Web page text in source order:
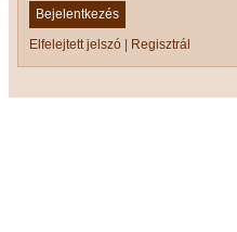
Bejelentkezés
Elfelejtett jelszó | Regisztrál